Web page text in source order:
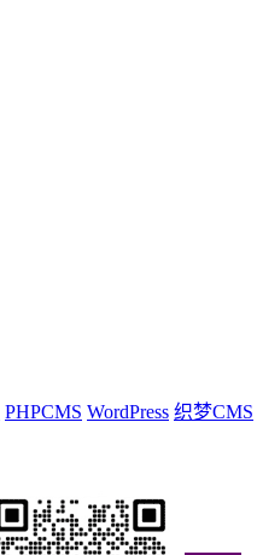
PHPCMS WordPress 织梦CMS